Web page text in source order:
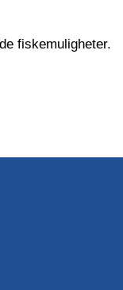
fiskemuligheter.